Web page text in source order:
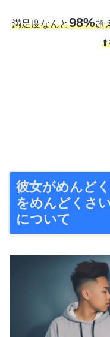
満足度なんと98%超
⬆️
彼女がめんど
をめんどくさ
について